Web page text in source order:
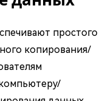
простого
копирования/